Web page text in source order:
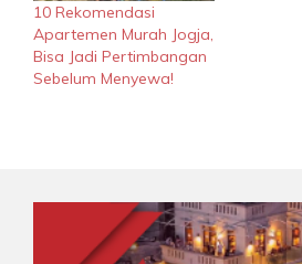
10 Rekomendasi
Apartemen Murah Jogja,
Bisa Jadi Pertimbangan
Sebelum Menyewa!